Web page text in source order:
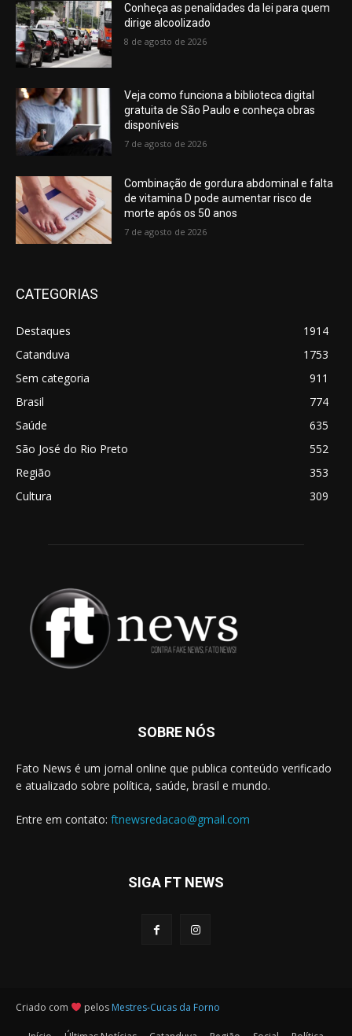
Conheça as penalidades da lei para quem
dirige alcoolizado
8 de agosto de 2026
Veja como funciona a biblioteca digital
gratuita de São Paulo e conheça obras
disponíveis
7 de agosto de 2026
Combinação de gordura abdominal e falta
de vitamina D pode aumentar risco de
morte após os 50 anos
7 de agosto de 2026
CATEGORIAS
Destaques
1914
Catanduva
1753
Sem categoria
911
Brasil
774
Saúde
635
São José do Rio Preto
552
Região
353
Cultura
309
SOBRE NÓS
Fato News é um jornal online que publica conteúdo verificado
e atualizado sobre política, saúde, brasil e mundo.
Entre em contato: ftnewsredacao@gmail.com
SIGA FT NEWS
Criado com pelos Mestres-Cucas da Forno